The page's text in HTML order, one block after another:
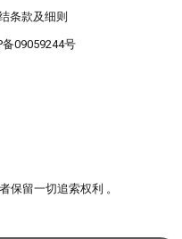
条款及细则
备09059244号
保留一切追索权利 。